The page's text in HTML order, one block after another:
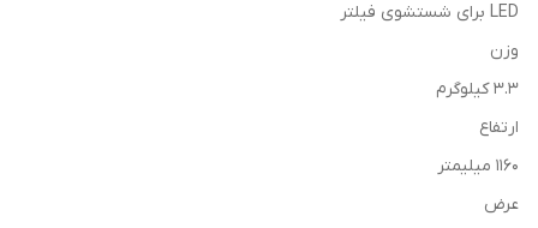
LED برای شستشوی فیلتر
وزن
3.3 کیلوگرم
ارتفاع
1160 میلیمتر
عرض